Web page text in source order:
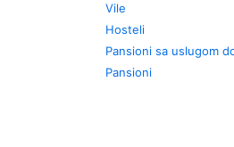
Vile
Hosteli
Pansioni sa uslugom
Pansioni